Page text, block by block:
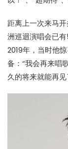
距离上一次来马开
洲巡迴演唱会已
2019年，当时他
备：“我会再来唱
久的将来就能再见